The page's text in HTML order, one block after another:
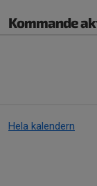
Kommande
Hela kalendern